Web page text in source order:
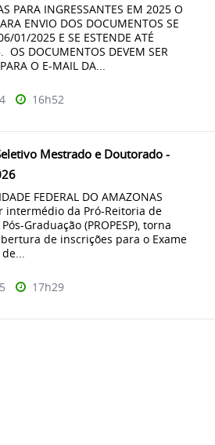
PARA INGRESSANTES EM 2025 O
ENVIO DOS DOCUMENTOS SE
01/2025 E SE ESTENDE ATÉ
DOCUMENTOS DEVEM SER
O E-MAIL DA...
16h52
Mestrado e Doutorado -
FEDERAL DO AMAZONAS
intermédio da Pró-Reitoria de
Graduação (PROPESP), torna
de inscrições para o Exame
17h29